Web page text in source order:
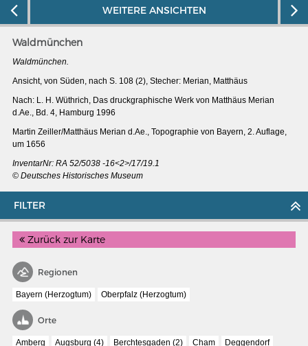
Milestones in the history of European shipbuilding
MERIAN'S GERMANY 1642 - 1654
Imprint
FILTER
Zurück zur Karte
Regionen
Bayern (Herzogtum) Oberpfalz (Herzogtum)
Orte
Amberg Augsburg (4) Berchtesgaden (2) Cham Deggendorf
WEITERE ANSICHTEN
Waldmünchen
Waldmünchen.
Ansicht, von Süden, nach S. 108 (2), Stecher: Merian, Matthäus
Nach: L. H. Wüthrich, Das druckgraphische Werk von Matthäus Merian
d.Ae., Bd. 4, Hamburg 1996
Martin Zeiller/Matthäus Merian d.Ae., Topographie von Bayern, 2. Auflage,
um 1656
InventarNr: RA 52/5038 -16<2>/17/19.1
© Deutsches Historisches Museum